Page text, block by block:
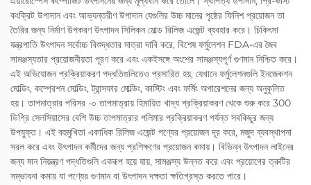
কংক্রিট উপাদান এবং আভ্যন্তরীণ উপাদান যেগুলির উচ্চ মানের পৃষ্ঠের ফিনিশ প্রয়োজন তা
তৈরির জন্য নির্মাণ উপকরণ উৎপাদন সিলিকন মোল্ড রিলিজ এজেন্ট ব্যবহার করে। চিকিৎসা
যন্ত্রপাতি উৎপাদন সর্বোচ্চ বিশুদ্ধতার মাত্রা দাবি করে, বিশেষ ফর্মুলেশন FDA-এর জৈব
সামঞ্জস্যতার প্রয়োজনীয়তা পূরণ করে এবং একইসঙ্গে অংশের সামঞ্জস্যপূর্ণ গুণমান নিশ্চিত করে।
এই অভিযোজন প্রক্রিয়াকরণ পদ্ধতিগুলিতেও প্রসারিত হয়, যেখানে ফর্মুলেশনগুলি ইনজেকশন
মোল্ডিং, কম্প্রেশন মোল্ডিং, ট্রান্সফার মোল্ডিং, কাস্টিং এবং ফর্মিং অপারেশনের জন্য অনুকূলিত
হয়। তাপমাত্রার পরিসর -০ তাপমাত্রায় হিমায়িত খাদ্য প্রক্রিয়াকরণ থেকে শুরু করে 300
ডিগ্রি সেলসিয়াসের বেশি উচ্চ তাপমাত্রার পলিমার প্রক্রিয়াকরণ পর্যন্ত সবকিছুর জন্য
উপযুক্ত। এই বহুমুখিতা একাধিক রিলিজ এজেন্ট পণ্যের প্রয়োজন দূর করে, মজুদ ব্যবস্থাপনা
সরল করে এবং উৎপাদন কর্মীদের জন্য প্রশিক্ষণের প্রয়োজন কমায়। বিভিন্ন উৎপাদন লাইনের
জন্য মান নিয়ন্ত্রণ পদ্ধতিগুলি একরূপ হয়ে যায়, সামঞ্জস্য উন্নত করে এবং প্রয়োগের ত্রুটির
সম্ভাবনা কমায় যা পণ্যের গুণমান বা উৎপাদন দক্ষতা ক্ষতিগ্রস্ত করতে পারে।